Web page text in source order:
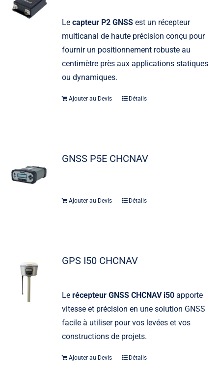
Le capteur P2 GNSSest un récepteur
multicanal de haute précision conçu pour
fournir un positionnement robuste au
centimètre près aux applications statiques
ou dynamiques.
Ajouter au Devis Détails
GNSS P5E CHCNAV
Ajouter au Devis Détails
GPS I50 CHCNAV
Lerécepteur GNSS CHCNAV i50apporte
vitesse et précision en une solution GNSS
facile à utiliser pour vos levées et vos
constructions de projets.
Ajouter au Devis Détails